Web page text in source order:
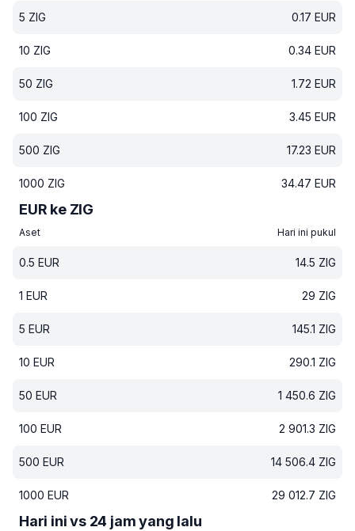
5 ZIG 0.17 EUR
10 ZIG 0.34 EUR
50 ZIG 1.72 EUR
100 ZIG 3.45 EUR
500 ZIG 17.23 EUR
1000 ZIG 34.47 EUR
EUR ke ZIG
Aset Hari ini pukul
0.5 EUR 14.5 ZIG
1 EUR 29 ZIG
5 EUR 145.1 ZIG
10 EUR 290.1 ZIG
50 EUR 1 450.6 ZIG
100 EUR 2 901.3 ZIG
500 EUR 14 506.4 ZIG
1000 EUR 29 012.7 ZIG
Hari ini vs 24 jam yang lalu